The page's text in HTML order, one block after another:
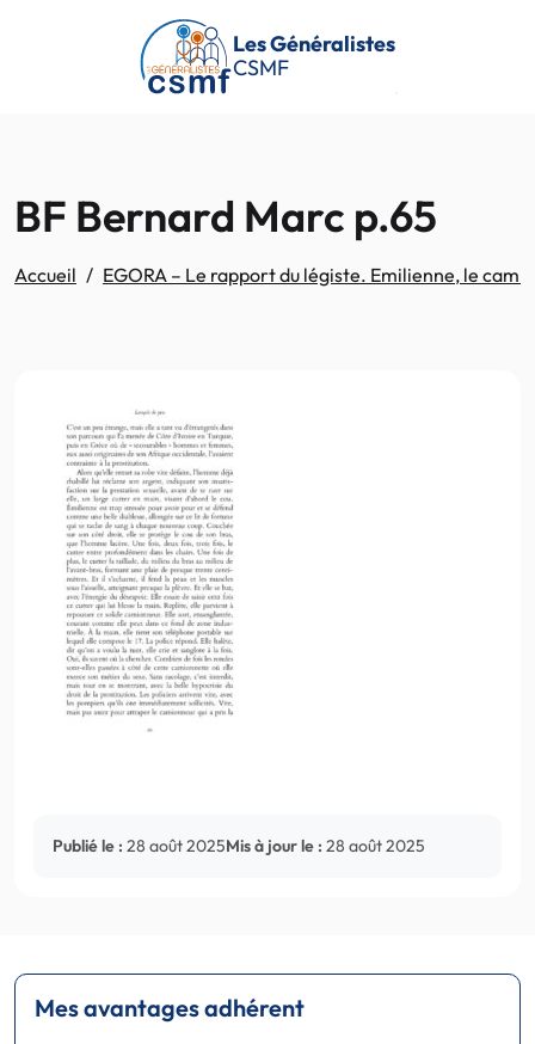
Passer au contenu principal
Les Généralistes
CSMF
BF Bernard Marc p.65
Accueil EGORA – Le rapport du légiste. Emilienne, le
Publié le : 28 août 2025Mis à jour le : 28 août 2025
Mes avantages adhérent